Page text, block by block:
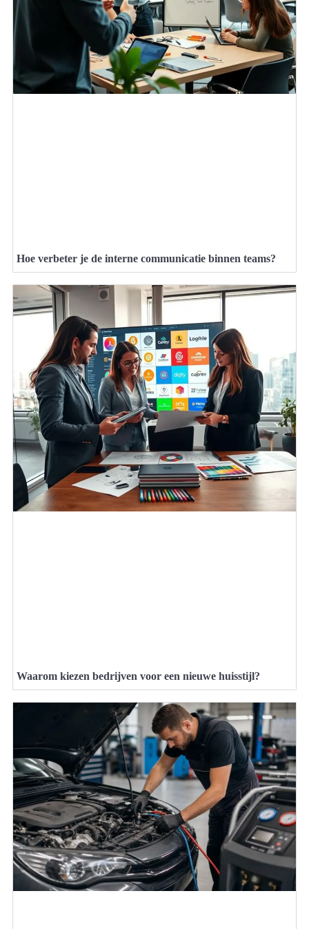
Hoe verbeter je de interne communicatie binnen teams?
Waarom kiezen bedrijven voor een nieuwe huisstijl?